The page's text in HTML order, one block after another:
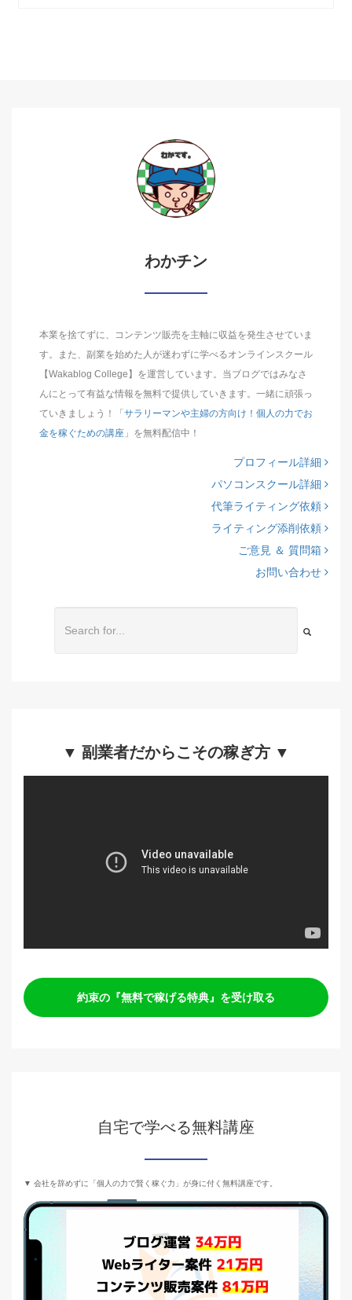
わかチン
本業を捨てずに、コンテンツ販売を主軸に収益を発生させていま
す。また、副業を始めた人が迷わずに学べるオンラインスクール
【Wakablog College】を運営しています。当ブログではみなさ
んにとって有益な情報を無料で提供していきます。一緒に頑張っ
ていきましょう！「 サラリーマンや主婦の方向け！個人の力でお
金を稼ぐための講座 」を無料配信中！
プロフィール詳細
パソコンスクール詳細
代筆ライティング依頼
ライティング添削依頼
ご意見 ＆ 質問箱
お問い合わせ
▼ 副業者だからこその稼ぎ方 ▼
約束の『無料で稼げる特典』を受け取る
自宅で学べる無料講座
▼ 会社を辞めずに「個人の力で賢く稼ぐ力」が身に付く無料講座です。